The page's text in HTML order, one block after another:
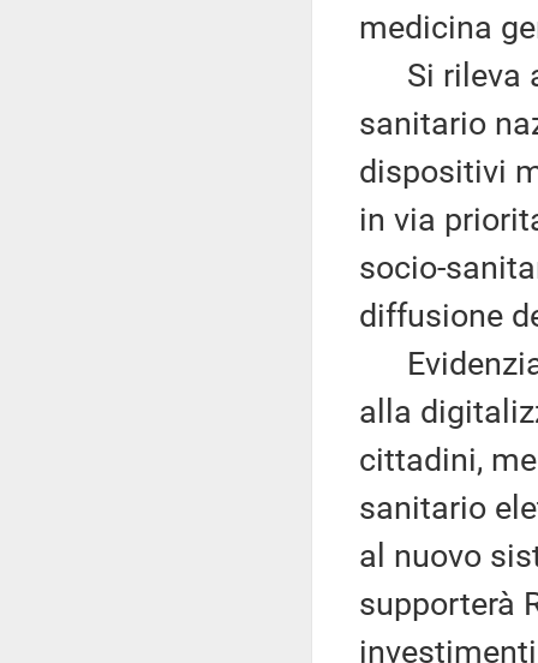
medicina
Si rileva
sanitario
dispositivi
in via
socio-
diffusione
Evidenzia
alla
cittadini,
sanitario
al nuovo
supporterà